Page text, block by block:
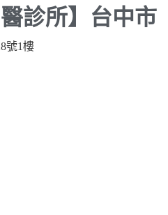
診所】台中市
號1樓